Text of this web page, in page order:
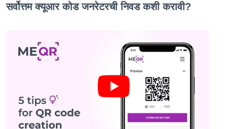
सर्वोत्तम क्यूआर कोड जनरेटरची निवड कशी करावी?